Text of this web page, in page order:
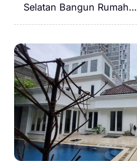
Selatan Bangun Rumah…